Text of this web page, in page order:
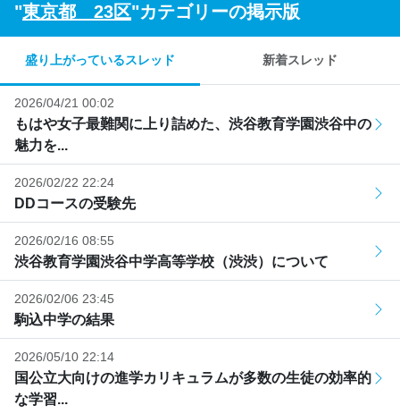
"東京都 23区"カテゴリーの掲示版
盛り上がっているスレッド 新着スレッド
2026/04/21 00:02
もはや女子最難関に上り詰めた、渋谷教育学園渋谷中の
魅力を...
2026/02/22 22:24
DDコースの受験先
2026/02/16 08:55
渋谷教育学園渋谷中学高等学校（渋渋）について
2026/02/06 23:45
駒込中学の結果
2026/05/10 22:14
国公立大向けの進学カリキュラムが多数の生徒の効率的
な学習...